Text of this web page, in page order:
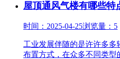
屋顶通风气楼有哪些特
时间：2025-04-25浏览量：5
工业发展伴随的是许许多
布置方式，在众多不同类型